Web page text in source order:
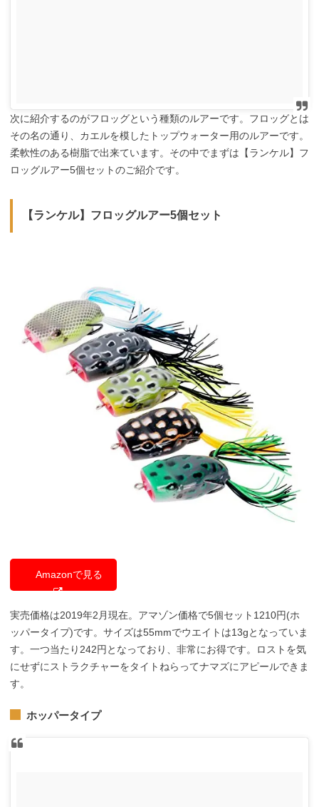
次に紹介するのがフロッグという種類のルアーです。フロッグとは
その名の通り、カエルを模したトップウォーター用のルアーです。
柔軟性のある樹脂で出来ています。その中でまずは【ランケル】フ
ロッグルアー5個セットのご紹介です。
【ランケル】フロッグルアー5個セット
Amazonで見る
実売価格は2019年2月現在。アマゾン価格で5個セット1210円(ホ
ッパータイプ)です。サイズは55mmでウエイトは13gとなっていま
す。一つ当たり242円となっており、非常にお得です。ロストを気
にせずにストラクチャーをタイトねらってナマズにアピールできま
す。
ホッパータイプ